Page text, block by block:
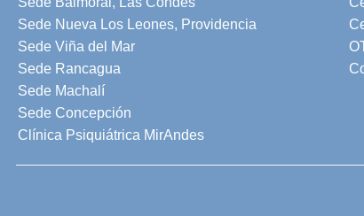
Sede Nueva Los Leones, Providencia
Sede Viña del Mar
Sede Rancagua
Sede Machalí
Sede Concepción
Clínica Psiquiátrica MirAndes